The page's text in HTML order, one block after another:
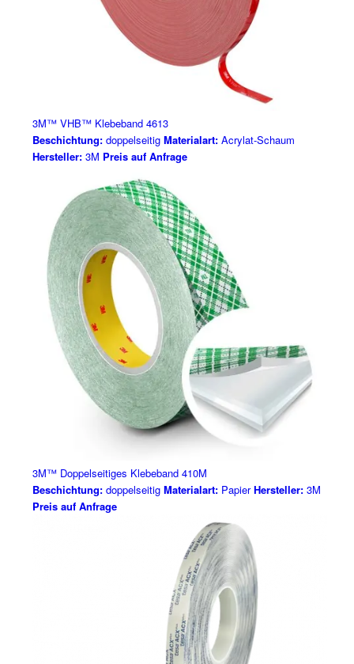
3M™ VHB™ Klebeband 4613
Beschichtung:doppelseitig Materialart:Acrylat-Schaum
Hersteller:3M Preis auf Anfrage
3M™ Doppelseitiges Klebeband 410M
Beschichtung:doppelseitig Materialart:Papier Hersteller:3M
Preis auf Anfrage